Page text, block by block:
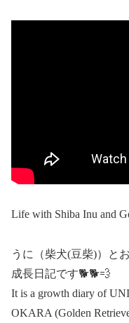
Life with Shiba Inu and
うに（柴犬(豆柴)）と
成長日記です🐕🐕💨
It is a growth diary of
OKARA (Golden